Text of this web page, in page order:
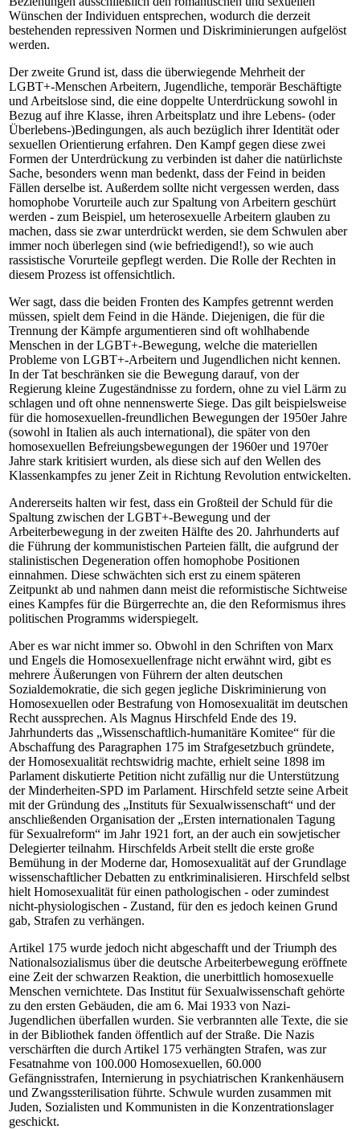
Wünschen der Individuen entsprechen, wodurch die derzeit
bestehenden repressiven Normen und Diskriminierungen aufgelöst
werden.
Der zweite Grund ist, dass die überwiegende Mehrheit der
LGBT+-Menschen Arbeitern, Jugendliche, temporär Beschäftigte
und Arbeitslose sind, die eine doppelte Unterdrückung sowohl in
Bezug auf ihre Klasse, ihren Arbeitsplatz und ihre Lebens- (oder
Überlebens-)Bedingungen, als auch bezüglich ihrer Identität oder
sexuellen Orientierung erfahren. Den Kampf gegen diese zwei
Formen der Unterdrückung zu verbinden ist daher die natürlichste
Sache, besonders wenn man bedenkt, dass der Feind in beiden
Fällen derselbe ist. Außerdem sollte nicht vergessen werden, dass
homophobe Vorurteile auch zur Spaltung von Arbeitern geschürt
werden - zum Beispiel, um heterosexuelle Arbeitern glauben zu
machen, dass sie zwar unterdrückt werden, sie dem Schwulen aber
immer noch überlegen sind (wie befriedigend!), so wie auch
rassistische Vorurteile gepflegt werden. Die Rolle der Rechten in
diesem Prozess ist offensichtlich.
Wer sagt, dass die beiden Fronten des Kampfes getrennt werden
müssen, spielt dem Feind in die Hände. Diejenigen, die für die
Trennung der Kämpfe argumentieren sind oft wohlhabende
Menschen in der LGBT+-Bewegung, welche die materiellen
Probleme von LGBT+-Arbeitern und Jugendlichen nicht kennen.
In der Tat beschränken sie die Bewegung darauf, von der
Regierung kleine Zugeständnisse zu fordern, ohne zu viel Lärm zu
schlagen und oft ohne nennenswerte Siege. Das gilt beispielsweise
für die homosexuellen-freundlichen Bewegungen der 1950er Jahre
(sowohl in Italien als auch international), die später von den
homosexuellen Befreiungsbewegungen der 1960er und 1970er
Jahre stark kritisiert wurden, als diese sich auf den Wellen des
Klassenkampfes zu jener Zeit in Richtung Revolution entwickelten.
Andererseits halten wir fest, dass ein Großteil der Schuld für die
Spaltung zwischen der LGBT+-Bewegung und der
Arbeiterbewegung in der zweiten Hälfte des 20. Jahrhunderts auf
die Führung der kommunistischen Parteien fällt, die aufgrund der
stalinistischen Degeneration offen homophobe Positionen
einnahmen. Diese schwächten sich erst zu einem späteren
Zeitpunkt ab und nahmen dann meist die reformistische Sichtweise
eines Kampfes für die Bürgerrechte an, die den Reformismus ihres
politischen Programms widerspiegelt.
Aber es war nicht immer so. Obwohl in den Schriften von Marx
und Engels die Homosexuellenfrage nicht erwähnt wird, gibt es
mehrere Äußerungen von Führern der alten deutschen
Sozialdemokratie, die sich gegen jegliche Diskriminierung von
Homosexuellen oder Bestrafung von Homosexualität im deutschen
Recht aussprechen. Als Magnus Hirschfeld Ende des 19.
Jahrhunderts das „Wissenschaftlich-humanitäre Komitee“ für die
Abschaffung des Paragraphen 175 im Strafgesetzbuch gründete,
der Homosexualität rechtswidrig machte, erhielt seine 1898 im
Parlament diskutierte Petition nicht zufällig nur die Unterstützung
der Minderheiten-SPD im Parlament. Hirschfeld setzte seine Arbeit
mit der Gründung des „Instituts für Sexualwissenschaft“ und der
anschließenden Organisation der „Ersten internationalen Tagung
für Sexualreform“ im Jahr 1921 fort, an der auch ein sowjetischer
Delegierter teilnahm. Hirschfelds Arbeit stellt die erste große
Bemühung in der Moderne dar, Homosexualität auf der Grundlage
wissenschaftlicher Debatten zu entkriminalisieren. Hirschfeld selbst
hielt Homosexualität für einen pathologischen - oder zumindest
nicht-physiologischen - Zustand, für den es jedoch keinen Grund
gab, Strafen zu verhängen.
Artikel 175 wurde jedoch nicht abgeschafft und der Triumph des
Nationalsozialismus über die deutsche Arbeiterbewegung eröffnete
eine Zeit der schwarzen Reaktion, die unerbittlich homosexuelle
Menschen vernichtete. Das Institut für Sexualwissenschaft gehörte
zu den ersten Gebäuden, die am 6. Mai 1933 von Nazi-
Jugendlichen überfallen wurden. Sie verbrannten alle Texte, die sie
in der Bibliothek fanden öffentlich auf der Straße. Die Nazis
verschärften die durch Artikel 175 verhängten Strafen, was zur
Fesatnahme von 100.000 Homosexuellen, 60.000
Gefängnisstrafen, Internierung in psychiatrischen Krankenhäusern
und Zwangssterilisation führte. Schwule wurden zusammen mit
Juden, Sozialisten und Kommunisten in die Konzentrationslager
geschickt.